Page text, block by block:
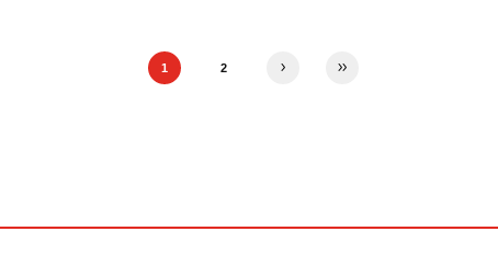
1 2